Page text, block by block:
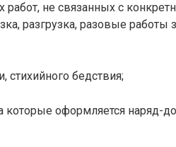
работ, не связанных с
разгрузка, разовые
стихийного бедствия;
которые оформляется наряд-